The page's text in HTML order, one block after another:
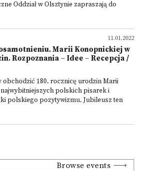
Oddział w Olsztynie zapraszają do
11.01.2022
Marii Konopnickiej w
Rozpoznania – Idee – Recepcja /
obchodzić 180. rocznicę urodzin Marii
polskich pisarek i
polskiego pozytywizmu. Jubileusz ten
Browse events